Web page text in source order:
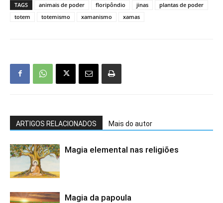
TAGS animais de poder floripôndio jinas
plantas de poder
totem
totemismo xamanismo xamas
ARTIGOS RELACIONADOS Mais do autor
Magia elemental nas religiões
Magia da papoula